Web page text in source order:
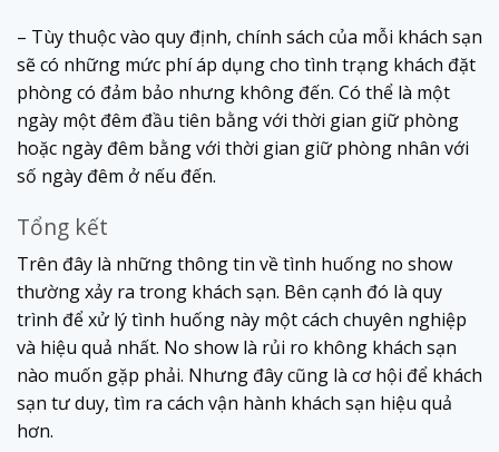
– Tùy thuộc vào quy định, chính sách của mỗi khách sạn
sẽ có những mức phí áp dụng cho tình trạng khách đặt
phòng có đảm bảo nhưng không đến. Có thể là một
ngày một đêm đầu tiên bằng với thời gian giữ phòng
hoặc ngày đêm bằng với thời gian giữ phòng nhân với
số ngày đêm ở nếu đến.
Tổng kết
Trên đây là những thông tin về tình huống no show
thường xảy ra trong khách sạn. Bên cạnh đó là quy
trình để xử lý tình huống này một cách chuyên nghiệp
và hiệu quả nhất. No show là rủi ro không khách sạn
nào muốn gặp phải. Nhưng đây cũng là cơ hội để khách
sạn tư duy, tìm ra cách vận hành khách sạn hiệu quả
hơn.